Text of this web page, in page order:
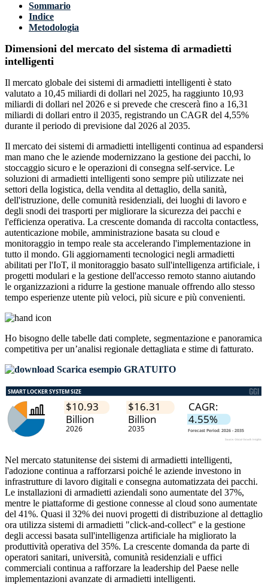
Sommario
Indice
Metodologia
Dimensioni del mercato del sistema di armadietti
intelligenti
Il mercato globale dei sistemi di armadietti intelligenti è stato
valutato a 10,45 miliardi di dollari nel 2025, ha raggiunto 10,93
miliardi di dollari nel 2026 e si prevede che crescerà fino a 16,31
miliardi di dollari entro il 2035, registrando un CAGR del 4,55%
durante il periodo di previsione dal 2026 al 2035.
Il mercato dei sistemi di armadietti intelligenti continua ad espandersi
man mano che le aziende modernizzano la gestione dei pacchi, lo
stoccaggio sicuro e le operazioni di consegna self-service. Le
soluzioni di armadietti intelligenti sono sempre più utilizzate nei
settori della logistica, della vendita al dettaglio, della sanità,
dell'istruzione, delle comunità residenziali, dei luoghi di lavoro e
degli snodi dei trasporti per migliorare la sicurezza dei pacchi e
l'efficienza operativa. La crescente domanda di raccolta contactless,
autenticazione mobile, amministrazione basata su cloud e
monitoraggio in tempo reale sta accelerando l'implementazione in
tutto il mondo. Gli aggiornamenti tecnologici negli armadietti
abilitati per l'IoT, il monitoraggio basato sull'intelligenza artificiale, i
progetti modulari e la gestione dell'accesso remoto stanno aiutando
le organizzazioni a ridurre la gestione manuale offrendo allo stesso
tempo esperienze utente più veloci, più sicure e più convenienti.
Ho bisogno delle tabelle dati complete, segmentazione e panoramica
competitiva per un’analisi regionale dettagliata e stime di fatturato.
Scarica esempio GRATUITO
Nel mercato statunitense dei sistemi di armadietti intelligenti,
l'adozione continua a rafforzarsi poiché le aziende investono in
infrastrutture di lavoro digitali e consegna automatizzata dei pacchi.
Le installazioni di armadietti aziendali sono aumentate del 37%,
mentre le piattaforme di gestione connesse al cloud sono aumentate
del 41%. Quasi il 32% dei nuovi progetti di distribuzione al dettaglio
ora utilizza sistemi di armadietti "click-and-collect" e la gestione
degli accessi basata sull'intelligenza artificiale ha migliorato la
produttività operativa del 35%. La crescente domanda da parte di
operatori sanitari, università, comunità residenziali e uffici
commerciali continua a rafforzare la leadership del Paese nelle
implementazioni avanzate di armadietti intelligenti.